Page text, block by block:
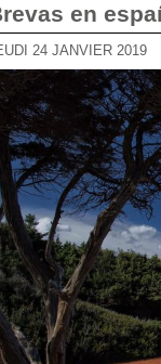
Brevas en
24 JANVIER 2019